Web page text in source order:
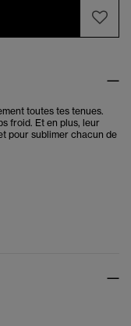
toutes tes tenues.
froid. Et en plus, leur
pour sublimer chacun de